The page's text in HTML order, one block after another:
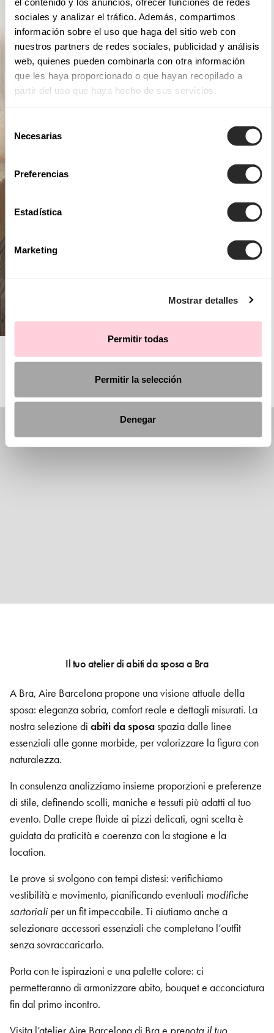
sociales y analizar el tráfico. Además, compartimos
información sobre el uso que haga del sitio web con
nuestros partners de redes sociales, publicidad y análisis
web, quienes pueden combinarla con otra información
que les haya proporcionado o que hayan recopilado a
partir del uso que haya hecho de sus servicios.
Necesarias
Preferencias
Estadística
Marketing
Mostrar detalles
Permitir todas
Permitir la selección
Denegar
Il tuo atelier di abiti da sposa a Bra
A Bra, Aire Barcelona propone una visione attuale della
sposa: eleganza sobria, comfort reale e dettagli misurati. La
nostra selezione di abiti da sposaspazia dalle linee
essenziali alle gonne morbide, per valorizzare la figura con
naturalezza.
In consulenza analizziamo insieme proporzioni e preferenze
di stile, definendo scolli, maniche e tessuti più adatti al tuo
evento. Dalle crepe fluide ai pizzi delicati, ogni scelta è
guidata da praticità e coerenza con la stagione e la
location.
Le prove si svolgono con tempi distesi: verifichiamo
vestibilità e movimento, pianificando eventuali modifiche
sartoriali per un fit impeccabile. Ti aiutiamo anche a
selezionare accessori essenziali che completano l’outfit
senza sovraccaricarlo.
Porta con te ispirazioni e una palette colore: ci
permetteranno di armonizzare abito, bouquet e acconciatura
fin dal primo incontro.